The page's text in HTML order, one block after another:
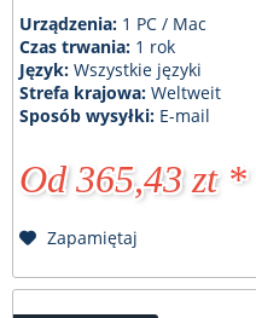
Urządzenia: 1 PC / Mac
Czas trwania: 1 rok
Język:Wszystkie języki
Strefa krajowa:Weltweit
Sposób wysyłki: E-mail
Od 365,43 zt *
Zapamiętaj